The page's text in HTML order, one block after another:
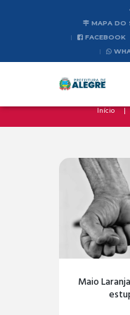
MAPA DO
FACEBOOK
Início
Maio